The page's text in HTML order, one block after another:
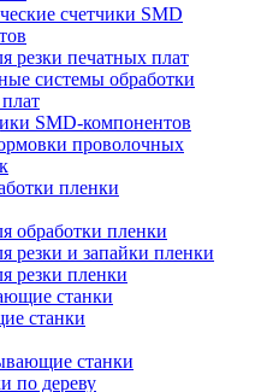
счетчики SMD
резки печатных плат
системы обработки
SMD-компонентов
проволочных
пленки
обработки пленки
резки и запайки пленки
резки пленки
станки
станки
станки
по дереву